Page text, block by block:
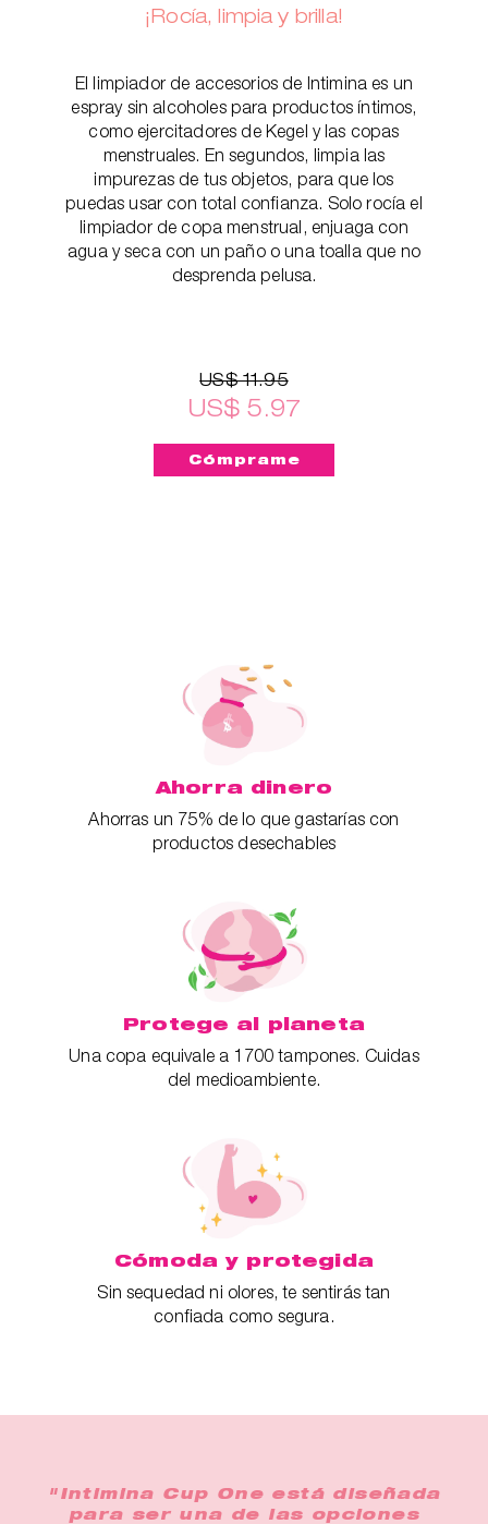
¡Rocía, limpia y brilla!
El limpiador de accesorios de Intimina es un
espray sin alcoholes para productos íntimos,
como ejercitadores de Kegel y las copas
menstruales. En segundos, limpia las
impurezas de tus objetos, para que los
puedas usar con total confianza. Solo rocía el
limpiador de copa menstrual, enjuaga con
agua y seca con un paño o una toalla que no
desprenda pelusa.
US$ 11.95
US$ 5.97
Ahorra dinero
Ahorras un 75% de lo que gastarías con
productos desechables
Protege al planeta
Una copa equivale a 1700 tampones. Cuidas
del medioambiente.
Cómoda y protegida
Sin sequedad ni olores, te sentirás tan
confiada como segura.
"Intimina Cup One está diseñada
para ser una de las opciones